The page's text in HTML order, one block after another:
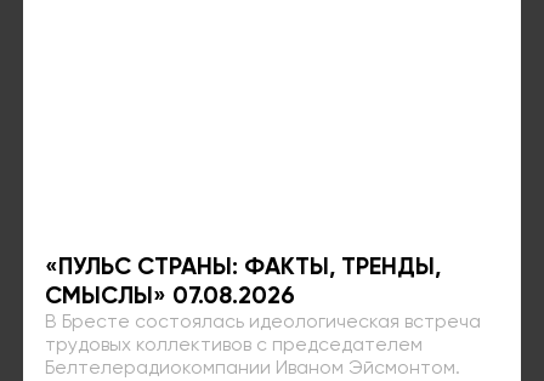
«ПУЛЬС СТРАНЫ: ФАКТЫ, ТРЕНДЫ,
СМЫСЛЫ» 07.08.2026
В Бресте состоялась идеологическая встреча
трудовых коллективов с председателем
Белтелерадиокомпании Иваном Эйсмонтом.